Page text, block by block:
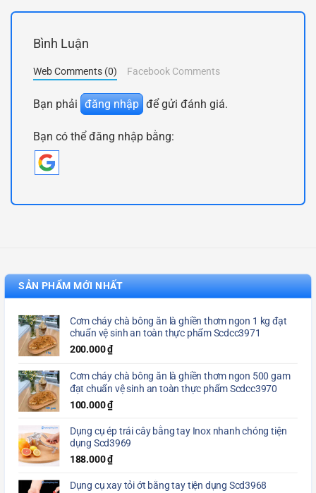
Bình Luận
Web Comments (0) Facebook Comments
Bạn phải đăng nhập để gửi đánh giá.
Bạn có thể đăng nhập bằng:
SẢN PHẨM MỚI NHẤT
Cơm cháy chà bông ăn là ghiền thơm ngon 1 kg đạt
chuẩn vệ sinh an toàn thực phẩm Scdcc3971
200.000₫
Cơm cháy chà bông ăn là ghiền thơm ngon 500 gam
đạt chuẩn vệ sinh an toàn thực phẩm Scdcc3970
100.000₫
Dụng cụ ép trái cây bằng tay Inox nhanh chóng tiện
dụng Scd3969
188.000₫
Dụng cụ xay tỏi ớt bằng tay tiện dụng Scd3968